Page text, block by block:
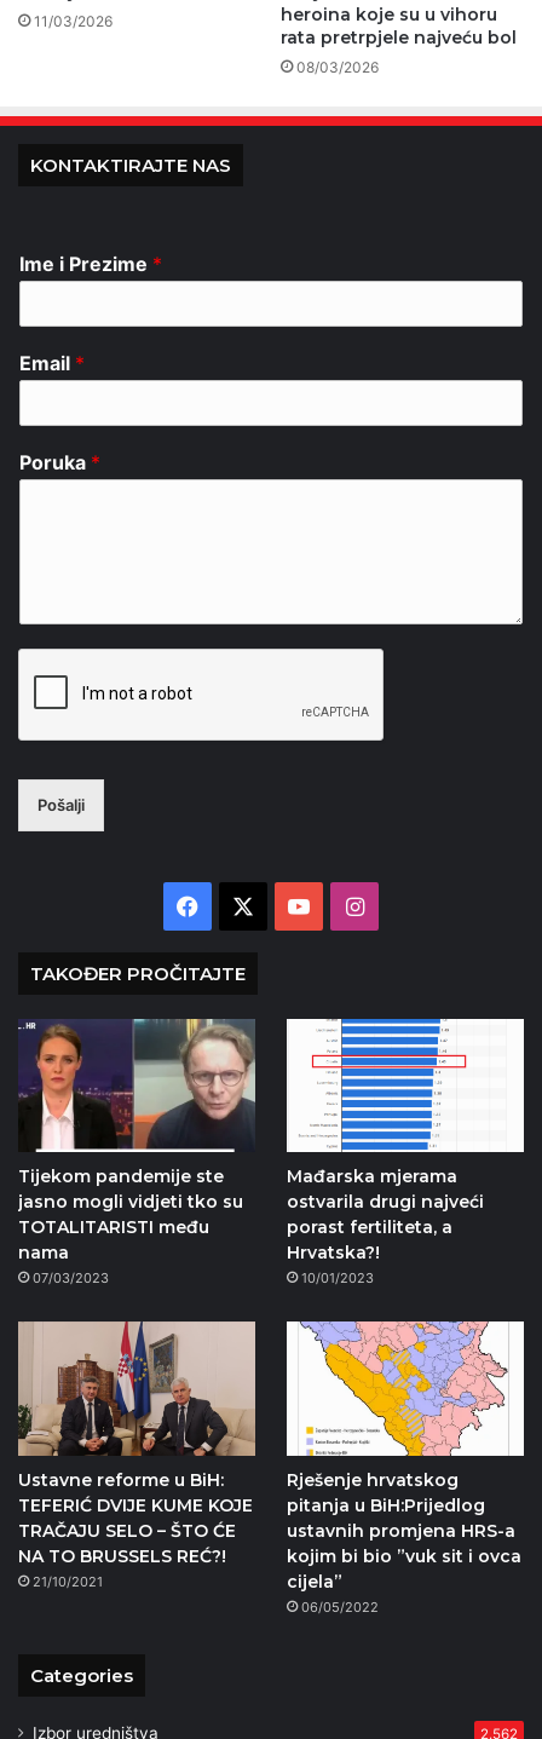
11/03/2026
heroina koje su u vihoru
rata pretrpjele najveću bol
08/03/2026
KONTAKTIRAJTE NAS
Ime i Prezime *
Email *
Poruka *
Pošalji
Facebook YouTubeInstagram
TAKOĐER PROČITAJTE
Tijekom pandemije ste
jasno mogli vidjeti tko su
TOTALITARISTI među
nama
07/03/2023
Mađarska mjerama
ostvarila drugi najveći
porast fertiliteta, a
Hrvatska?!
10/01/2023
Ustavne reforme u BiH:
TEFERIĆ DVIJE KUME KOJE
TRAČAJU SELO – ŠTO ĆE
NA TO BRUSSELS REĆ?!
21/10/2021
Rješenje hrvatskog
pitanja u BiH:Prijedlog
ustavnih promjena HRS-a
kojim bi bio ”vuk sit i ovca
cijela”
06/05/2022
Categories
Izbor uredništva 2.562